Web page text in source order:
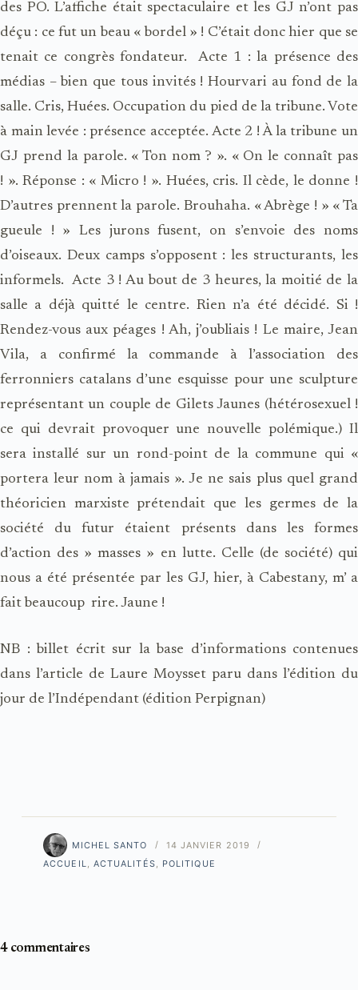
des PO. L’affiche était spectaculaire et les GJ n’ont pas
déçu : ce fut un beau « bordel » ! C’était donc hier que se
tenait ce congrès fondateur. Acte 1 : la présence des
médias – bien que tous invités ! Hourvari au fond de la
salle. Cris, Huées. Occupation du pied de la tribune. Vote
à main levée : présence acceptée. Acte 2 ! À la tribune un
GJ prend la parole. « Ton nom ? ». « On le connaît pas
! ». Réponse : « Micro ! ». Huées, cris. Il cède, le donne !
D’autres prennent la parole. Brouhaha. « Abrège ! » « Ta
gueule ! » Les jurons fusent, on s’envoie des noms
d’oiseaux. Deux camps s’opposent : les structurants, les
informels. Acte 3 ! Au bout de 3 heures, la moitié de la
salle a déjà quitté le centre. Rien n’a été décidé. Si !
Rendez-vous aux péages ! Ah, j’oubliais ! Le maire, Jean
Vila, a confirmé la commande à l’association des
ferronniers catalans d’une esquisse pour une sculpture
représentant un couple de Gilets Jaunes (hétérosexuel !
ce qui devrait provoquer une nouvelle polémique.) Il
sera installé sur un rond-point de la commune qui «
portera leur nom à jamais ». Je ne sais plus quel grand
théoricien marxiste prétendait que les germes de la
société du futur étaient présents dans les formes
d’action des » masses » en lutte. Celle (de société) qui
nous a été présentée par les GJ, hier, à Cabestany, m’ a
fait beaucoup rire. Jaune !
NB : billet écrit sur la base d’informations contenues
dans l’article de Laure Moysset paru dans l’édition du
jour de l’Indépendant (édition Perpignan)
MICHEL SANTO
14 JANVIER 2019
ACCUEIL, ACTUALITÉS, POLITIQUE
4 commentaires